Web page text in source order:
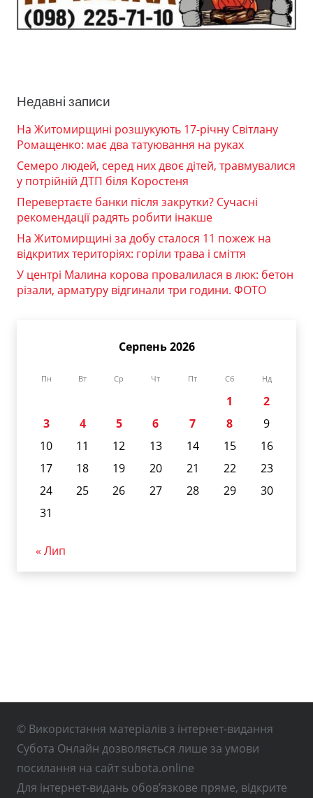
Недавні записи
На Житомирщині розшукують 17-річну Світлану
Ромащенко: має два татуювання на руках
Семеро людей, серед них двоє дітей, травмувалися
у потрійній ДТП біля Коростеня
Перевертаєте банки після закрутки? Сучасні
рекомендації радять робити інакше
На Житомирщині за добу сталося 11 пожеж на
відкритих територіях: горіли трава і сміття
У центрі Малина корова провалилася в люк: бетон
різали, арматуру відгинали три години. ФОТО
Серпень 2026
Пн Вт Ср Чт Пт Сб Нд
1
2
3
4 5 6 7 8
9
10
11 12 13 14 15
16
17
18 19 20 21 22
23
24
25 26 27 28 29
30
31
« Лип
© Використання матеріалів з інтернет-видання
Субота Онлайн дозволяється лише за умови
посилання на сайт subota.online
Для інтернет-видань обов’язкове пряме, відкрите